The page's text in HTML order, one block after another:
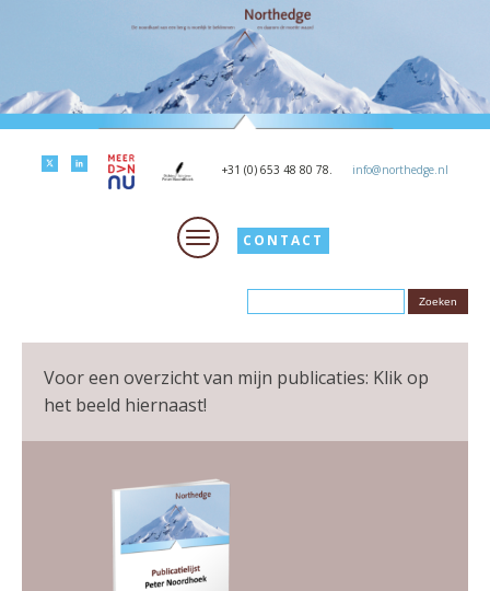
+31 (0) 653 48 80 78. info@northedge.nl
CONTACT
Voor een overzicht van mijn publicaties: Klik op
het beeld hiernaast!